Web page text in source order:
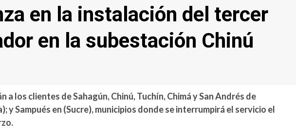
en la instalación del tercer
en la subestación Chinú
a los clientes de Sahagún, Chinú, Tuchín, Chimá y San Andrés de
y Sampués en (Sucre), municipios donde se interrumpirá el servicio el